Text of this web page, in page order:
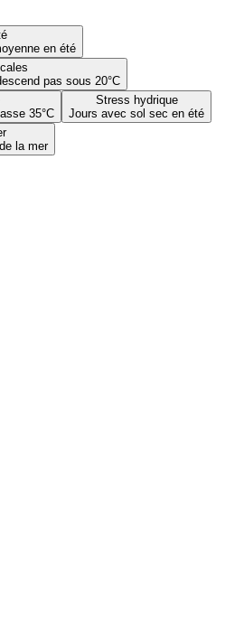
en été
pas sous 20°C
35°C
Stress hydrique
Jours avec sol sec en été
la mer